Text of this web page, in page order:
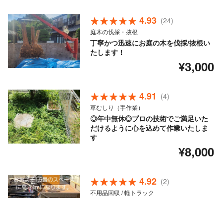
4.93 (24)
庭木の伐採・抜根
丁寧かつ迅速にお庭の木を伐採/抜根い
たします！
¥3,000
4.91 (4)
草むしり（手作業）
◎年中無休◎プロの技術でご満足いた
だけるように心を込めて作業いたしま
す
¥8,000
4.92 (2)
不用品回収 / 軽トラック